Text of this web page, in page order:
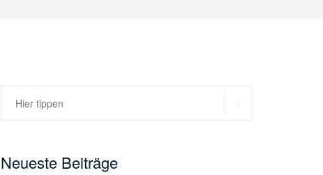
Suchen
Neueste Beiträge